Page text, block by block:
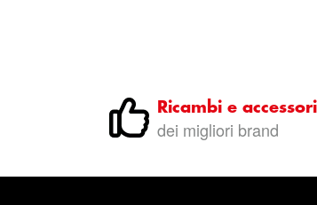
Ricambi e accessori
dei migliori brand